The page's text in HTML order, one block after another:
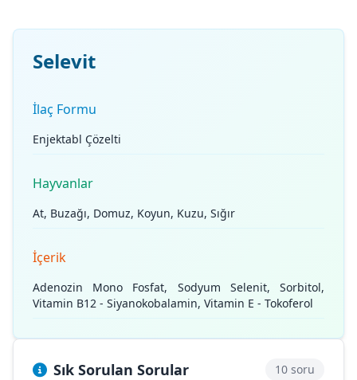
Selevit
İlaç Formu
Enjektabl Çözelti
Hayvanlar
At, Buzağı, Domuz, Koyun, Kuzu, Sığır
İçerik
Adenozin Mono Fosfat, Sodyum Selenit, Sorbitol,
Vitamin B12 - Siyanokobalamin, Vitamin E - Tokoferol
Sık Sorulan Sorular 10 soru